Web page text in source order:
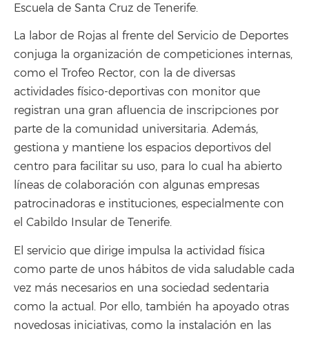
Escuela de Santa Cruz de Tenerife.
La labor de Rojas al frente del Servicio de Deportes
conjuga la organización de competiciones internas,
como el Trofeo Rector, con la de diversas
actividades físico-deportivas con monitor que
registran una gran afluencia de inscripciones por
parte de la comunidad universitaria. Además,
gestiona y mantiene los espacios deportivos del
centro para facilitar su uso, para lo cual ha abierto
líneas de colaboración con algunas empresas
patrocinadoras e instituciones, especialmente con
el Cabildo Insular de Tenerife.
El servicio que dirige impulsa la actividad física
como parte de unos hábitos de vida saludable cada
vez más necesarios en una sociedad sedentaria
como la actual. Por ello, también ha apoyado otras
novedosas iniciativas, como la instalación en las